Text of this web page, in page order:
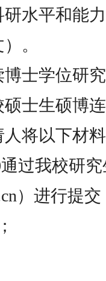
研水平和能
。
博士学位研
士生硕博
将以下材
通过我校研
）进行提